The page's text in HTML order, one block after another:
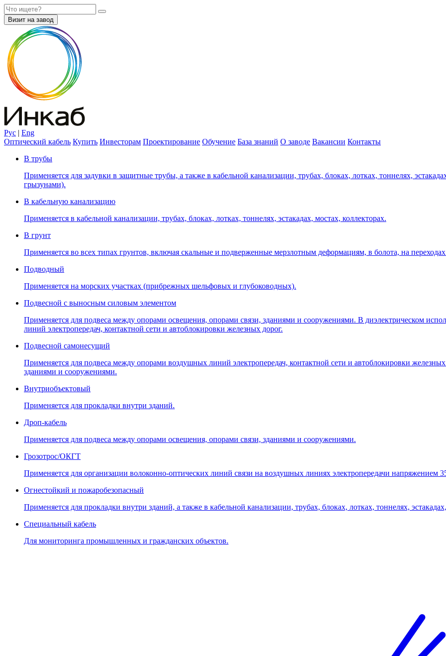
Визит на завод
Рус | Eng
Оптический кабель Купить Инвесторам Проектирование Обучение База знаний О заводе Вакансии Контакты
В трубы
Применяется для задувки в защитные трубы, а также в кабельной канализации, трубах, блоках, лотках, тоннелях,
грызунами).
В кабельную канализацию
Применяется в кабельной канализации, трубах, блоках, лотках, тоннелях, эстакадах, мостах, коллекторах.
В грунт
Применяется во всех типах грунтов, включая скальные и подверженные мерзлотным деформациям, в болота, на
Подводный
Применяется на морских участках (прибрежных шельфовых и глубоководных).
Подвесной с выносным силовым элементом
Применяется для подвеса между опорами освещения, опорами связи, зданиями и сооружениями. В диэлектрическом
линий электропередач, контактной сети и автоблокировки железных дорог.
Подвесной самонесущий
Применяется для подвеса между опорами воздушных линий электропередач, контактной сети и автоблокировки
зданиями и сооружениями.
Внутриобъектовый
Применяется для прокладки внутри зданий.
Дроп-кабель
Применяется для подвеса между опорами освещения, опорами связи, зданиями и сооружениями.
Грозотрос/ОКГТ
Применяется для организации волоконно-оптических линий связи на воздушных линиях электропередачи напряжением
Огнестойкий и пожаробезопасный
Применяется для прокладки внутри зданий, а также в кабельной канализации, трубах, блоках, лотках, тоннелях,
Специальный кабель
Для мониторинга промышленных и гражданских объектов.